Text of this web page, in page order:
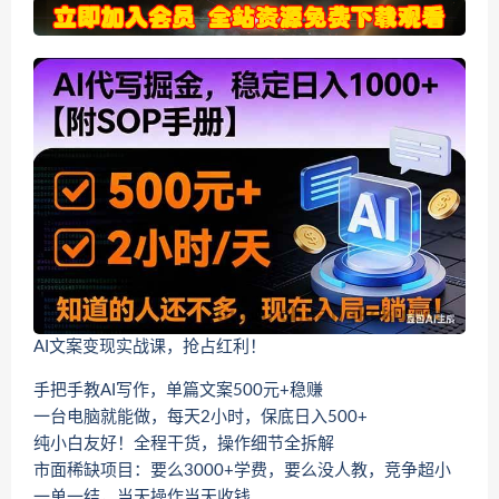
AI文案变现实战课，抢占红利！
手把手教AI写作，单篇文案500元+稳赚
一台电脑就能做，每天2小时，保底日入500+
纯小白友好！全程干货，操作细节全拆解
市面稀缺项目：要么3000+学费，要么没人教，竞争超小